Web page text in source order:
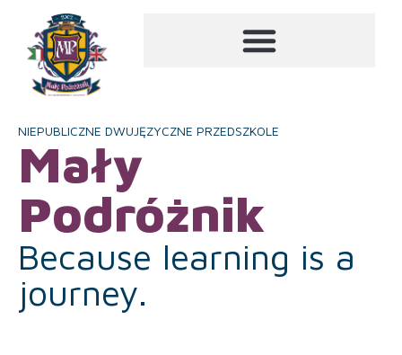
NIEPUBLICZNE DWUJĘZYCZNE PRZEDSZKOLE
Mały
Podróżnik
Because learning is a
journey.